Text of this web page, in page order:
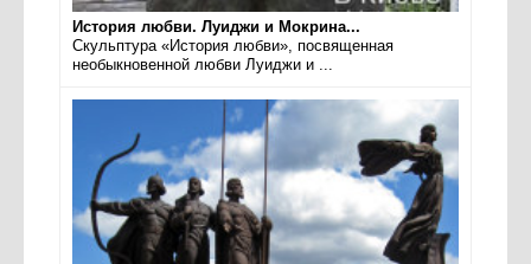
История любви. Луиджи и Мокрина...
Скульптура «История любви», посвященная
необыкновенной любви Луиджи и ...